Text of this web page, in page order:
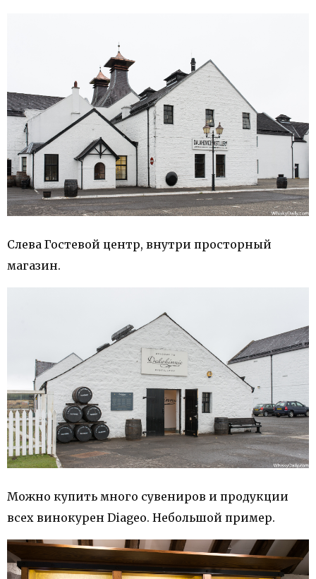
Слева Гостевой центр, внутри просторный
магазин.
Можно купить много сувениров и продукции
всех винокурен Diageo. Небольшой пример.